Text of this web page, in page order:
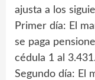
ajusta a los
Primer día: El
se paga
cédula 1 al
Segundo día: El